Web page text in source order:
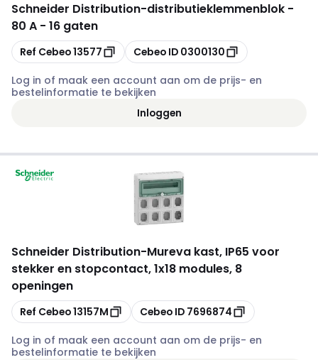
Schneider Distribution-distributieklemmenblok -
80 A - 16 gaten
Kopiëren
Ref Cebeo13577 Kopiëren
Cebeo ID 0300130
Log in of maak een account aan om de prijs- en
bestelinformatie te bekijken
Inloggen
Schneider Distribution-Mureva kast, IP65 voor
stekker en stopcontact, 1x18 modules, 8
openingen
Kopiëren
Ref Cebeo13157M Kopiëren
Cebeo ID 7696874
Log in of maak een account aan om de prijs- en
bestelinformatie te bekijken